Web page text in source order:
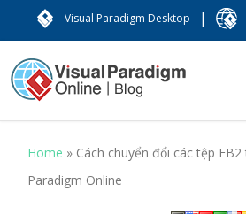
Visual Paradigm Desktop |
Home » Cách chuyển đổi các tệp
Paradigm Online